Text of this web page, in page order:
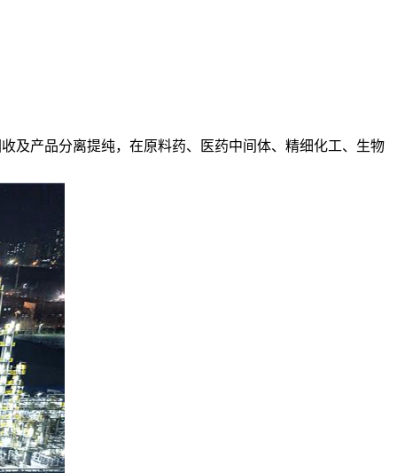
及产品分离提纯，在原料药、医药中间体、精细化工、生物